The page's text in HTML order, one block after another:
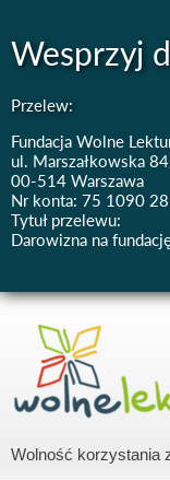
Wesprzyj
Przelew:
Fundacja Wolne
ul. Marszałkowska
00-514 Warszawa
Nr konta: 75 1090
Tytuł przelewu:
Darowizna na
Wolność korzystania